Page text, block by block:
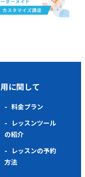
に関して
料金プラン
レッスンツール
の紹介
レッスンの予約
方法